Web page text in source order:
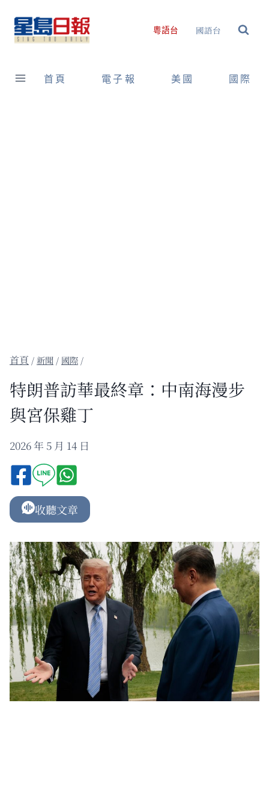
content
粵語台 國語台
首頁 電子報 美國 國際
/新聞 / 國際 /
特朗普訪華最終章：中南海漫步
與宮保雞丁
2026 年 5 月 14 日
收聽文章